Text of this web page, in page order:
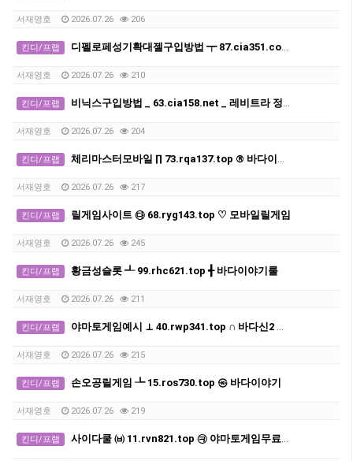
서재영호 2026.07.26 206
킨디/프랩 디펠로페성기확대젤구입방법 ┯ 87.cia351.com ┯ 조루방지제후불제
서재영호 2026.07.26 210
킨디/프랩 비닉스구입방법 _ 63.cia158.net _ 레비트라 정품 구입
서재영호 2026.07.26 204
킨디/프랩 체리마스터모바일 ∏ 73.rqa137.top ® 바다이야기
서재영호 2026.07.26 217
킨디/프랩 릴게임사이트 ㉰ 68.ryg143.top ♡ 모바일릴게임
서재영호 2026.07.26 245
킨디/프랩 황금성슬롯 ┹ 99.rhc621.top ╉ 바다이야기룰
서재영호 2026.07.26 211
킨디/프랩 야마토게임예시 ⊥ 40.rwp341.top ∩ 바다신2 다운로드
서재영호 2026.07.26 215
킨디/프랩 손오공릴게임 ┺ 15.ros730.top ㉿ 바다이야기
서재영호 2026.07.26 219
킨디/프랩 사이다쿨 ㈅ 11.rvn821.top ㉪ 야마토게임무료다운받기